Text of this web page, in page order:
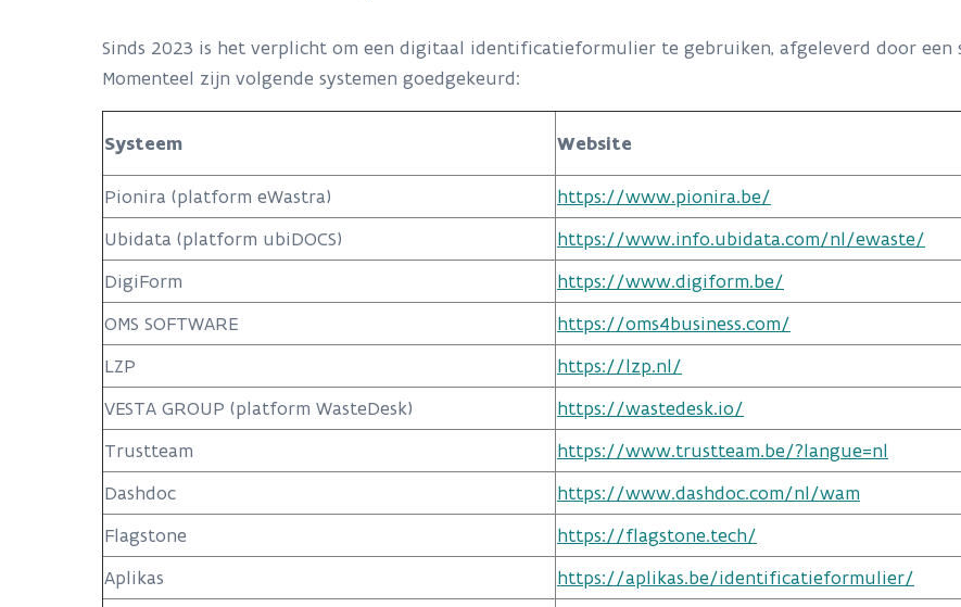
Sinds 2023 is het verplicht om een digitaal identificatieformulier te gebruiken, afgeleverd door een
Momenteel zijn volgende systemen goedgekeurd:​​​​​
Systeem Website
Pionira (platform eWastra) https://www.pionira.be/
Ubidata (platform ubiDOCS)
https://www.info.ubidata.com/nl/ewaste/
DigiForm
https://www.digiform.be/
OMS SOFTWARE
https://oms4business.com/
LZP
https://lzp.nl/
VESTA GROUP (platform WasteDesk)
https://wastedesk.io/
Trustteam
https://www.trustteam.be/?langue=nl
Dashdoc
https://www.dashdoc.com/nl/wam
Flagstone
https://flagstone.tech/
Aplikas
https://aplikas.be/identificatieformulier/